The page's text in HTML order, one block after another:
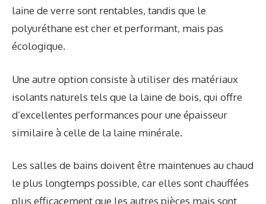
laine de verre sont rentables, tandis que le
polyuréthane est cher et performant, mais pas
écologique.
Une autre option consiste à utiliser des matériaux
isolants naturels tels que la laine de bois, qui offre
d’excellentes performances pour une épaisseur
similaire à celle de la laine minérale.
Les salles de bains doivent être maintenues au chaud
le plus longtemps possible, car elles sont chauffées
plus efficacement que les autres pièces mais sont